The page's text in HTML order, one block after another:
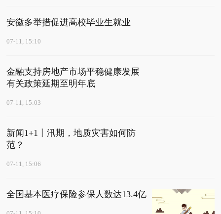
安徽多举措促进高校毕业生就业
07-11, 15:10
金融支持房地产市场平稳健康发展
有关政策延期至明年底
07-11, 15:03
新闻1+1丨汛期，地质灾害如何防
范？
07-11, 15:06
全国基本医疗保险参保人数达13.4亿